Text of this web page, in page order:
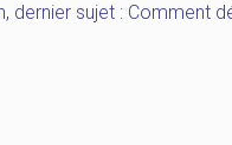
dernier sujet : Comment